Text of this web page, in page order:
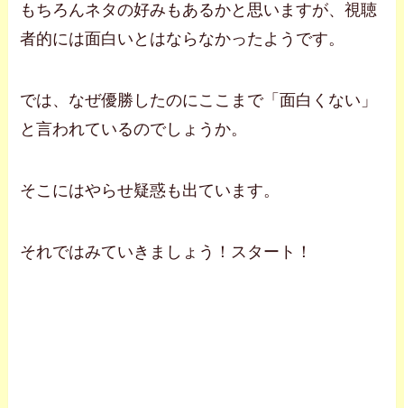
もちろんネタの好みもあるかと思いますが、視聴
者的には面白いとはならなかったようです。
では、なぜ優勝したのにここまで「面白くない」
と言われているのでしょうか。
そこにはやらせ疑惑も出ています。
それではみていきましょう！スタート！